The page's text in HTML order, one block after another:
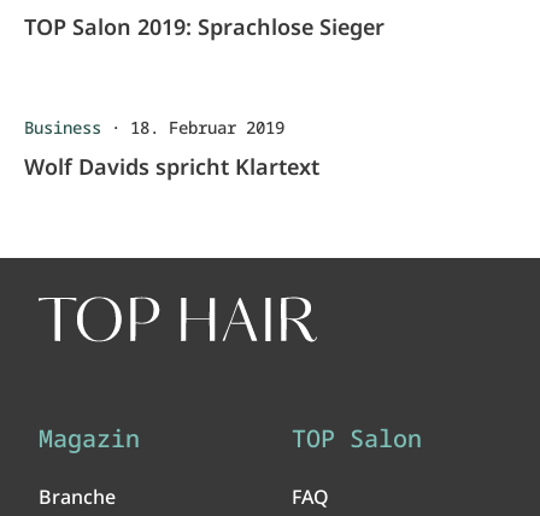
TOP Salon 2019: Sprachlose Sieger
Business · 18. Februar 2019
Wolf Davids spricht Klartext
Magazin
Branche
TOP Salon
FAQ